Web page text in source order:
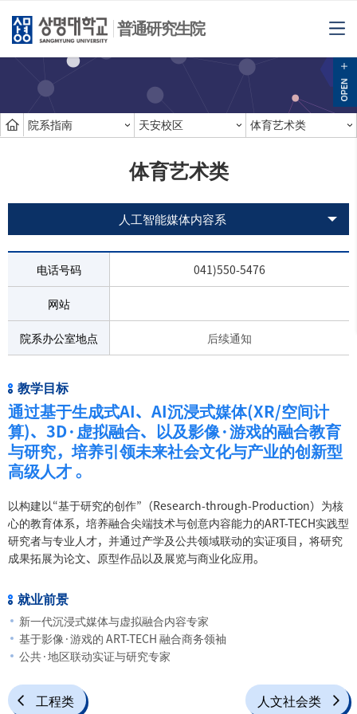
普通研究生院
院系指南 天安校区 体育艺术类
体育艺术类
人工智能媒体内容系
电话号码 041)550-5476
网站
院系办公室地点 后续通知
教学目标
通过基于生成式AI、AI沉浸式媒体(XR/空间计
算)、3D·虚拟融合、以及影像·游戏的融合教育
与研究，培养引领未来社会文化与产业的创新型
高级人才 。
以构建以“基于研究的创作”（Research-through-Production）为核
心的教育体系，培养融合尖端技术与创意内容能力的ART-TECH实践型
研究者与专业人才，并通过产学及公共领域联动的实证项目，将研究
成果拓展为论文、原型作品以及展览与商业化应用。
就业前景
新一代沉浸式媒体与虚拟融合内容专家
基于影像·游戏的 ART-TECH 融合商务领袖
公共·地区联动实证与研究专家
工程类 人文社会类